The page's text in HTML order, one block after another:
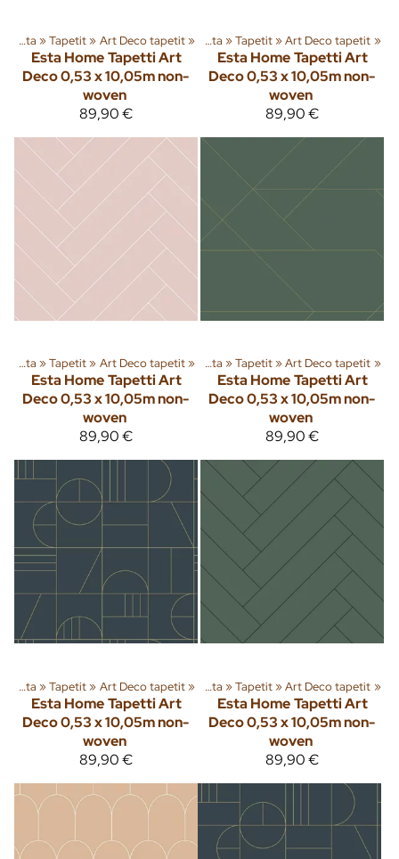
Sisusta ‪»Tapetit‪» Art Deco tapetit‪»
Esta Home Tapetti Art
Deco 0,53 x 10,05m non-
woven
89,90 €
Tuoteryhmiä ja tuotteita‪» Sisusta ‪»Tapetit‪»Art Deco tapetit ‪»
Esta Home Tapetti Art
Deco 0,53 x 10,05m non-
woven
89,90 €
Sisusta ‪»Tapetit‪» Art Deco tapetit‪»
Esta Home Tapetti Art
Deco 0,53 x 10,05m non-
woven
89,90 €
Tuoteryhmiä ja tuotteita‪» Sisusta ‪»Tapetit‪»Art Deco tapetit ‪»
Esta Home Tapetti Art
Deco 0,53 x 10,05m non-
woven
89,90 €
Sisusta ‪»Tapetit‪» Art Deco tapetit‪»
Esta Home Tapetti Art
Deco 0,53 x 10,05m non-
woven
89,90 €
Tuoteryhmiä ja tuotteita‪» Sisusta ‪»Tapetit‪»Art Deco tapetit ‪»
Esta Home Tapetti Art
Deco 0,53 x 10,05m non-
woven
89,90 €